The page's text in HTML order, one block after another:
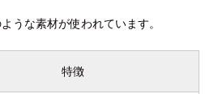
うな素材が使われています。
特徴